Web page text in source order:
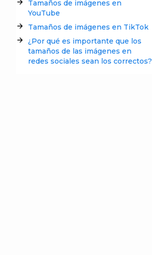
Tamaños de imágenes en
YouTube
Tamaños de imágenes en TikTok
¿Por qué es importante que los
tamaños de las imágenes en
redes sociales sean los correctos?